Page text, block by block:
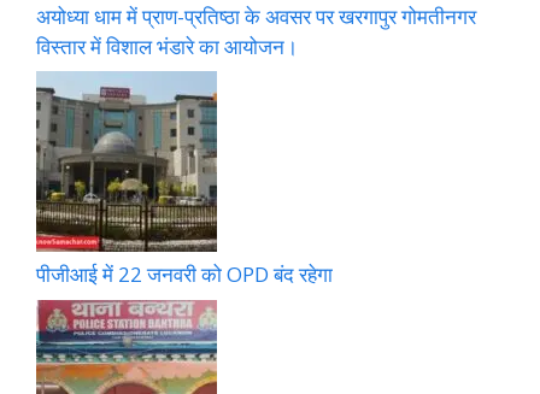
अयोध्या धाम में प्राण-प्रतिष्ठा के अवसर पर खरगापुर गोमतीनगर
विस्तार में विशाल भंडारे का आयोजन।
पीजीआई में 22 जनवरी को OPD बंद रहेगा